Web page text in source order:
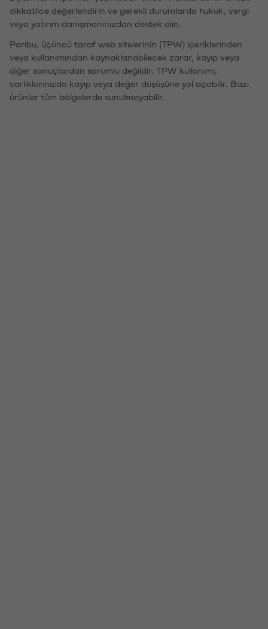
dikkatlice değerlendirin ve gerekli durumlarda hukuk, vergi
veya yatırım danışmanınızdan destek alın.
Paribu, üçüncü taraf web sitelerinin (TPW) içeriklerinden
veya kullanımından kaynaklanabilecek zarar, kayıp veya
diğer sonuçlardan sorumlu değildir. TPW kullanımı,
varlıklarınızda kayıp veya değer düşüşüne yol açabilir. Bazı
ürünler tüm bölgelerde sunulmayabilir.